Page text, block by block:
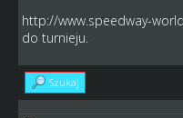
http://www.speedway-
do turnieju.
Szukaj